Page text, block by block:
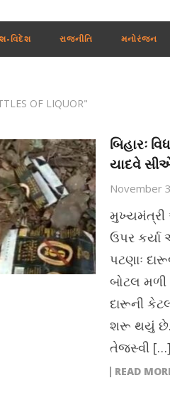
વિદેશ રાજનીતિ મનોરંજન
OF LIQUOR"
બિહારઃ
યાદવે
November
મુખ્યમંત્રી
ઉપર
પટણાઃ
બોટલ મળી
દારૂની
શરૂ થયું
તેજસ્વી […]
READ